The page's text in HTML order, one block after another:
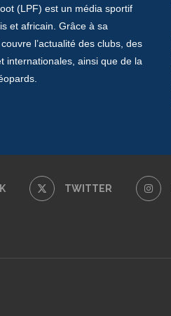
(LPF) est un média sportif
et africain. Grâce à sa
l’actualité des clubs, des
internationales, ainsi que de la
TWITTER